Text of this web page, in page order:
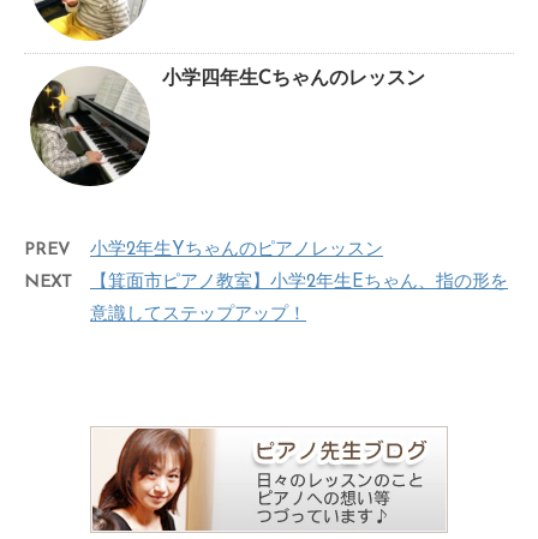
小学四年生Cちゃんのレッスン
PREV
小学2年生Yちゃんのピアノレッスン
NEXT
【箕面市ピアノ教室】小学2年生Eちゃん、指の形を
意識してステップアップ！